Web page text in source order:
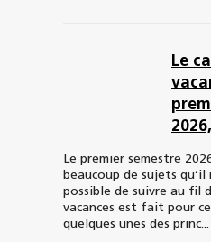
Le
Le premier semestre
beaucoup de sujets qu’il
possible de suivre au fil
vacances est fait pour
quelques unes des princ...